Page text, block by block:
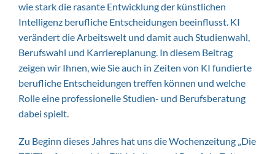
wie stark die rasante Entwicklung der künstlichen
Intelligenz berufliche Entscheidungen beeinflusst. KI
verändert die Arbeitswelt und damit auch Studienwahl,
Berufswahl und Karriereplanung. In diesem Beitrag
zeigen wir Ihnen, wie Sie auch in Zeiten von KI fundierte
berufliche Entscheidungen treffen können und welche
Rolle eine professionelle Studien- und Berufsberatung
dabei spielt.
Zu Beginn dieses Jahres hat uns die Wochenzeitung „Die